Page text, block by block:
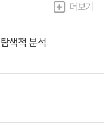
더보기
색적 분석